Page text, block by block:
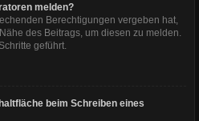
melden?
Berechtigungen vergeben hat,
des Beitrags, um diesen zu melden.
geführt.
beim Schreiben eines